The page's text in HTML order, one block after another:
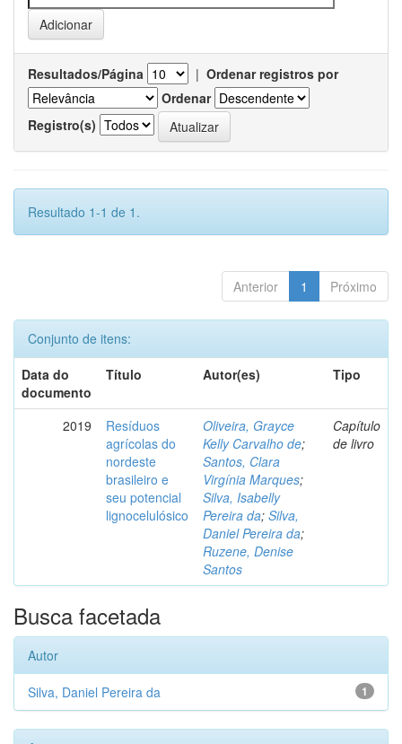
Resultados/Página | Ordenar registros por
Ordenar
Registro(s)
Resultado 1-1 de 1.
Anterior 1 Próximo
Conjunto de itens:
Data do
documento
Título Autor(es) Tipo
2019
Resíduos
agrícolas do
nordeste
brasileiro e
seu potencial
lignocelulósico
Oliveira, Grayce
Kelly Carvalho de;
Santos, Clara
Virgínia Marques;
Silva, Isabelly
Pereira da; Silva,
Daniel Pereira da;
Ruzene, Denise
Santos
Capítulo
de livro
Busca facetada
Autor
1
Silva, Daniel Pereira da